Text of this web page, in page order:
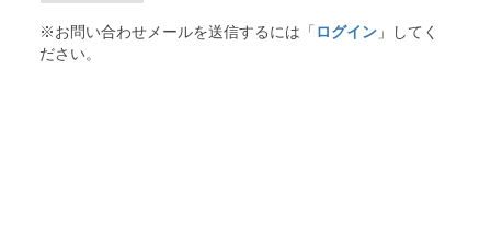
※お問い合わせメールを送信するには「ログイン」してく
ださい。